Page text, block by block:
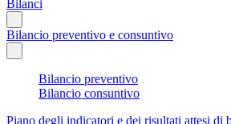
Bilanci
Bilancio preventivo e consuntivo
Bilancio preventivo
Bilancio consuntivo
Piano degli indicatori e dei risultati attesi di